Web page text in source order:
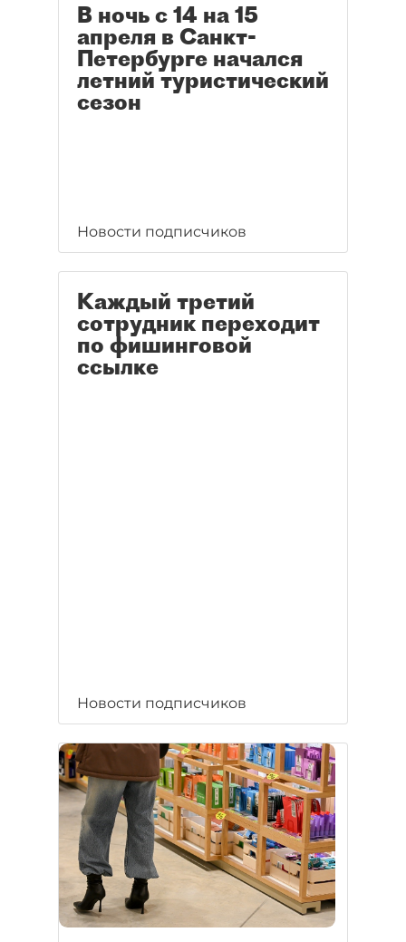
В ночь с 14 на 15
апреля в Санкт-
Петербурге начался
летний туристический
сезон
Новости подписчиков
Каждый третий
сотрудник переходит
по фишинговой
ссылке
Новости подписчиков